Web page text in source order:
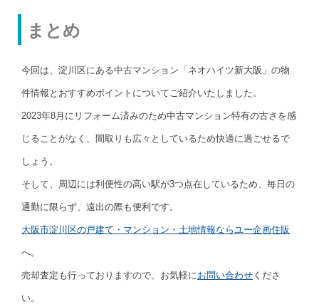
まとめ
今回は、淀川区にある中古マンション「ネオハイツ新大阪」の物
件情報とおすすめポイントについてご紹介いたしました。
2023年8月にリフォーム済みのため中古マンション特有の古さを感
じることがなく、間取りも広々としているため快適に過ごせるで
しょう。
そして、周辺には利便性の高い駅が3つ点在しているため、毎日の
通勤に限らず、遠出の際も便利です。
大阪市淀川区の戸建て・マンション・土地情報ならユー企画住販
へ。
売却査定も行っておりますので、お気軽に お問い合わせ くださ
い。